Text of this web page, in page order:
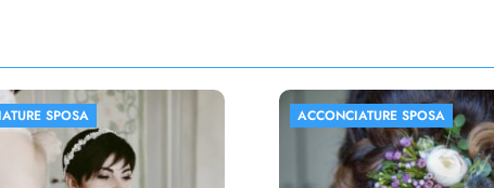
SPOSA ACCONCIATURE SPOSA